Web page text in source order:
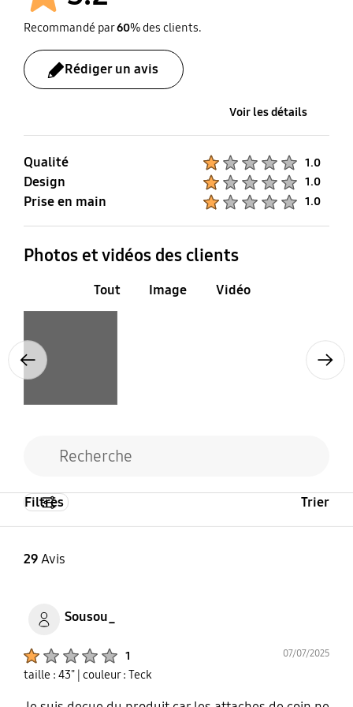
Recommandé par60% des clients.
Rédiger un avis
Voir les détails
Qualité 1.0
Design 1.0
Prise en main 1.0
Photos et vidéos des clients
Tout Image Vidéo
29Avis
Filtres Trier
Sousou_
1 07/07/2025
taille : 43" | couleur : Teck